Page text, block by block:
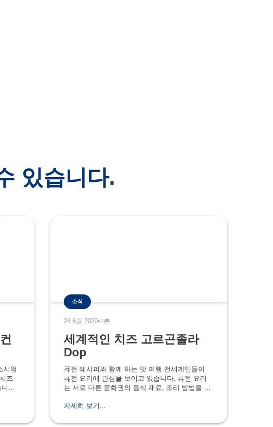
있습니다.
시엄
다.
도
인
소식
24 6월 2020•1분
세계적인 치즈 고르곤졸라
Dop
퓨전 레시피와 함께 하는 맛 여행 전세계인들이
퓨전 요리에 관심을 보이고 있습니다. 퓨전 요리
는 서로 다른 문화권의 음식 재료, 조리 방법을 조
합)이라는 단어에서 유래되었습니다. 사실, 새로
되었습니다. 아메리카 대륙에서 유럽에 처음 감
자세히 보기...